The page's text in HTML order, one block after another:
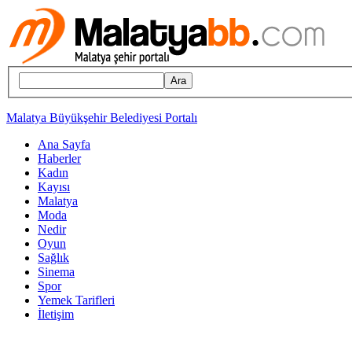
Ara
Malatya Büyükşehir Belediyesi Portalı
Ana Sayfa
Haberler
Kadın
Kayısı
Malatya
Moda
Nedir
Oyun
Sağlık
Sinema
Spor
Yemek Tarifleri
İletişim